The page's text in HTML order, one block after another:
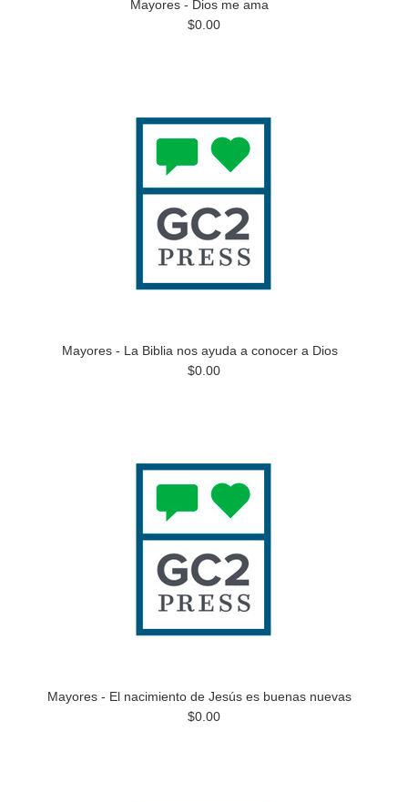
Mayores - Dios me ama
$0.00
Mayores - La Biblia nos ayuda a conocer a Dios
$0.00
Mayores - El nacimiento de Jesús es buenas nuevas
$0.00